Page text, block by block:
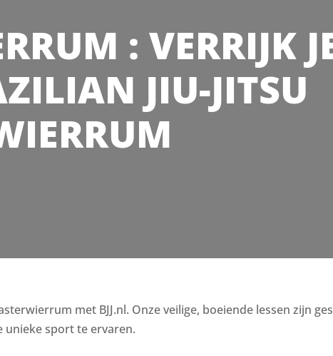
: VERRIJK
JIU-JITSU
met BJJ.nl. Onze veilige, boeiende lessen zijn
unieke sport te ervaren.